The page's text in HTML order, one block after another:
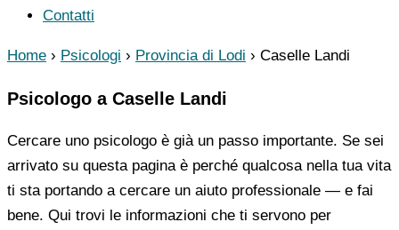
Contatti
Home › Psicologi › Provincia di Lodi › Caselle Landi
Psicologo a Caselle Landi
Cercare uno psicologo è già un passo importante. Se sei
arrivato su questa pagina è perché qualcosa nella tua vita
ti sta portando a cercare un aiuto professionale — e fai
bene. Qui trovi le informazioni che ti servono per